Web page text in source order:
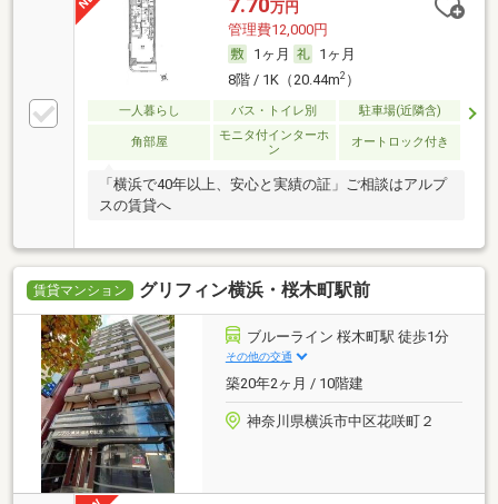
万円
管理費12,000円
1ヶ月
1ヶ月
8階 / 1K（20.44m2）
一人暮らし バス・トイレ別 駐車場(近隣含)
角部屋
モニタ付インターホ
ン
オートロック付き
「横浜で40年以上、安心と実績の証」ご相談はアルプ
スの賃貸へ
賃貸マンション グリフィン横浜・桜木町駅前
ブルーライン 桜木町駅 徒歩1分
その他の交通
築20年2ヶ月 / 10階建
神奈川県横浜市中区花咲町２